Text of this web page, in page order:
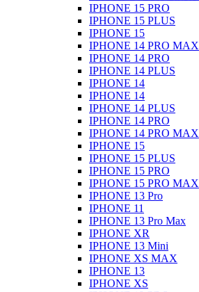
IPHONE 15 PRO
IPHONE 15 PLUS
IPHONE 15
IPHONE 14 PRO MAX
IPHONE 14 PRO
IPHONE 14 PLUS
IPHONE 14
IPHONE 14
IPHONE 14 PLUS
IPHONE 14 PRO
IPHONE 14 PRO MAX
IPHONE 15
IPHONE 15 PLUS
IPHONE 15 PRO
IPHONE 15 PRO MAX
IPHONE 13 Pro
IPHONE 11
IPHONE 13 Pro Max
IPHONE XR
IPHONE 13 Mini
IPHONE XS MAX
IPHONE 13
IPHONE XS